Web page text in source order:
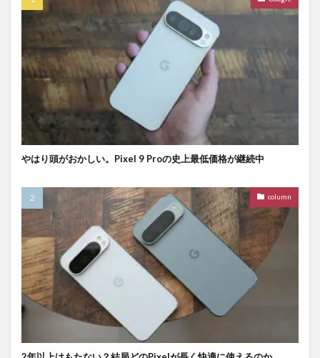
やはり頭がおかしい。Pixel 9 Proの史上最低価格が継続中
column